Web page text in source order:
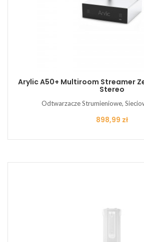
Arylic A50+ Multiroom Streamer
Stereo
Odtwarzacze Strumieniowe,
Cena
898,99 zł